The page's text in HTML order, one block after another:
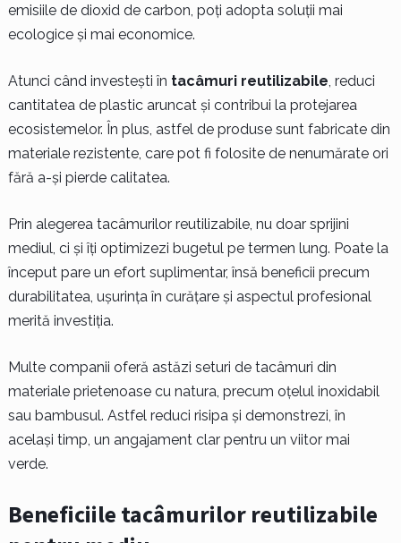
emisiile de dioxid de carbon, poți adopta soluții mai
ecologice și mai economice.
Atunci când investești în tacâmuri reutilizabile, reduci
cantitatea de plastic aruncat și contribui la protejarea
ecosistemelor. În plus, astfel de produse sunt fabricate din
materiale rezistente, care pot fi folosite de nenumărate ori
fără a-și pierde calitatea.
Prin alegerea tacâmurilor reutilizabile, nu doar sprijini
mediul, ci și îți optimizezi bugetul pe termen lung. Poate la
început pare un efort suplimentar, însă beneficii precum
durabilitatea, ușurința în curățare și aspectul profesional
merită investiția.
Multe companii oferă astăzi seturi de tacâmuri din
materiale prietenoase cu natura, precum oțelul inoxidabil
sau bambusul. Astfel reduci risipa și demonstrezi, în
același timp, un angajament clar pentru un viitor mai
verde.
Beneficiile tacâmurilor reutilizabile